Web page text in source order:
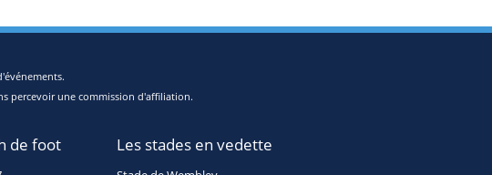
percevoir une commission d'affiliation.
de foot Les stades en vedette